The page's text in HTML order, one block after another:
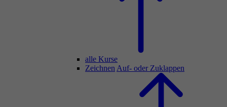
alle Kurse
Zeichnen Auf- oder Zuklappen